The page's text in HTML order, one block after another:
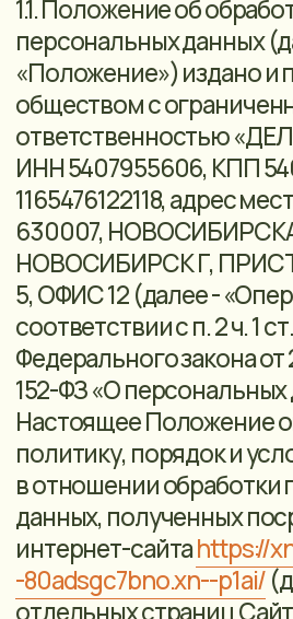
соответствии с п. 2 ч. 1 ст. 18.1
Федерального закона от 27.07.2006
152-ФЗ «О персональных данных».
Настоящее Положение определяет
политику, порядок и условия
в отношении обработки
данных, полученных посредством
интернет-сайтаhttps://xn-
-80adsgc7bno.xn--p1ai/(далее -
отдельных страниц Сайта,
оставления сообщений в
устанавливает процедуры,
направленные на предотвращение
выявление нарушений
законодательства Российской
Федерации, устранение
таких нарушений, связанных с
обработкой персональных данных.
Действующая редакция
размещена в сети Интернет в
Сайта.
Все вопросы, связанные с
персональных данных, не
урегулированные настоящим
Положением, разрешаются в
соответствии с действующим
законодательством Российской